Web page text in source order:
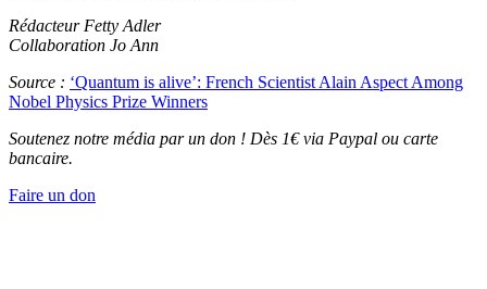
Rédacteur Fetty Adler
Collaboration Jo Ann
Source : ‘Quantum is alive’: French Scientist Alain Aspect Among
Nobel Physics Prize Winners
Soutenez notre média par un don ! Dès 1€ via Paypal ou carte
bancaire.
Faire un don